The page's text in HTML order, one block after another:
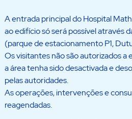
A entrada principal do Hospital
ao edifício só será possível através
(parque de estacionamento P1,
Os visitantes não são autorizados
a área tenha sido desactivada e
pelas autoridades.
As operações, intervenções e
reagendadas.